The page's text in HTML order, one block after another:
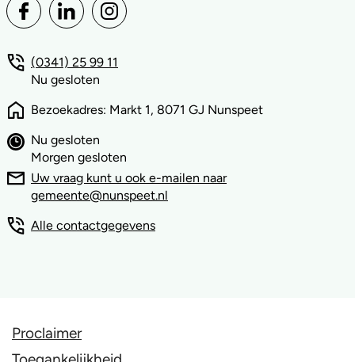
(0341) 25 99 11
Nu gesloten
Bezoekadres: Markt 1, 8071 GJ Nunspeet
Nu gesloten
Morgen gesloten
Uw vraag kunt u ook e-mailen naar
gemeente@nunspeet.nl
Alle contactgegevens
Proclaimer